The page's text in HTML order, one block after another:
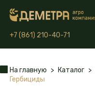
+7 (861) 210-40-71
На главную > Каталог >
Гербициды